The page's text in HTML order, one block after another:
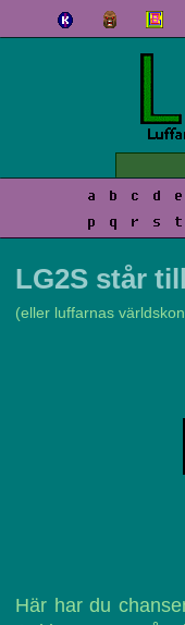
a b c d e
p
q r s t
LG2S står
(eller luffarnas
Här har du